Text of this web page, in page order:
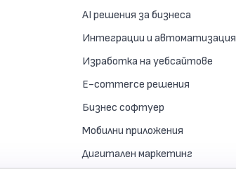
AI решения за бизнеса
Интеграции и автоматизация
Изработка на уебсайтове
E-commerce решения
Бизнес софтуер
Мобилни приложения
Дигитален маркетинг